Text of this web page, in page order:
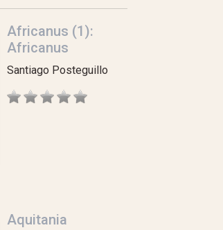
Africanus (1):
Africanus
Santiago Posteguillo
Aquitania